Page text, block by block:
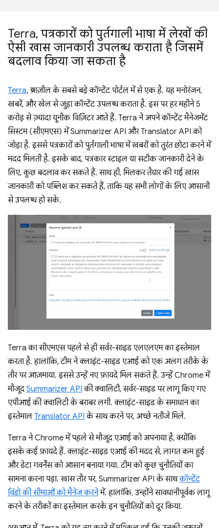
Terra, पत्रकारों को पुर्तगाली भाषा में लेखों की
ऐसी खास जानकारी उपलब्ध कराता है जिसमें
बदलाव किया जा सकता है
Terra, ब्राज़ील के सबसे बड़े कॉन्टेंट पोर्टल में से एक है. यह मनोरंजन,
खबरें, और खेल से जुड़ा कॉन्टेंट उपलब्ध कराता है. इस पर हर महीने 5
करोड़ से ज़्यादा यूनीक विज़िटर आते हैं. Terra ने अपने कॉन्टेंट मैनेजमेंट
सिस्टम (सीएमएस) में Summarizer API और Translator API को
जोड़ा है. इससे पत्रकारों को पुर्तगाली भाषा में खबरों को तुरंत छोटा करने में
मदद मिलती है. इसके बाद, पत्रकार स्टाइल या सटीक जानकारी देने के
लिए, कुछ बदलाव कर सकते हैं. साथ ही, मिलकर तैयार की गई खास
जानकारी को पब्लिश कर सकते हैं, ताकि यह सभी लोगों के लिए आसानी
से उपलब्ध हो सके.
Terra का सीएमएस पहले से ही सर्वर-साइड एलएलएम का इस्तेमाल
करता है. हालांकि, टीम ने क्लाइंट-साइड एआई को एक अलग तरीके के
तौर पर आज़माया. इससे उन्हें नए फ़ायदे मिल सकते हैं. उन्हें Chrome में
मौजूद Summarizer API की क्वालिटी, सर्वर-साइड पर लागू किए गए
एपीआई की क्वालिटी के बराबर लगी. क्लाइंट-साइड के समाधान का
इस्तेमाल Translator API के साथ करने पर, अच्छे नतीजे मिले.
Terra ने Chrome में पहले से मौजूद एआई को अपनाया है, क्योंकि
इसके कई फ़ायदे हैं. क्लाइंट-साइड एआई की मदद से, लागत कम हुई
और डेटा गवर्नेंस को आसान बनाया गया. टीम को कुछ चुनौतियों का
सामना करना पड़ा. खास तौर पर, Summarizer API के साथकॉन्टेंट
विंडो की सीमाओं को मैनेज करनेमें. हालांकि, उन्होंने सावधानीपूर्वक लागू
करने के तरीकों का इस्तेमाल करके इन चुनौतियों को दूर किया.